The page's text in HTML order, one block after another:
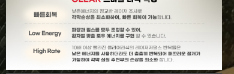
눈 지킴이가 되겠습니다.